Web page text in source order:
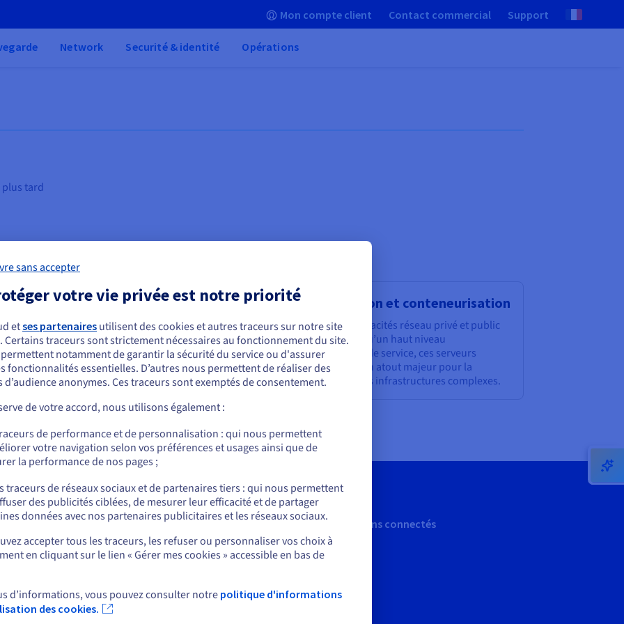
Mon compte client Contact commercial Support
Network Securité & identité Opérations
plus tard
Calcul haute performance (HPC)
Déployez les ressources nécessaires au calcul
intensif et au traitement massif de données.
Avec nos serveurs High Grade robustes,
performants et conçus pour cet usage,
bénéficiez du plus haut niveau d’exigence en
stockage.
Virtualisation et conteneurisation
Grâce à des capacités réseau privé et public
accrues ainsi qu’un haut niveau
d’engagement de service, ces serveurs
représentent un atout majeur pour la
structure de vos infrastructures complexes.
d'aide
d'apprentissage
OVHcloud
de support
News
Espace presse
Blog
Restons connectés
semblez être localisé en États-Unis.
commander, rendez-vous sur le site de votre pays (États-Unis) et créez un
us.ovhcloud.com/bare-metal Anglais USD - $
ou
sur le site actuel
un autre site web
sans accepter
votre vie privée est notre priorité
etses partenaires utilisent des cookies et autres traceurs sur notre site
Certains traceurs sont strictement nécessaires au fonctionnement du site.
notamment de garantir la sécurité du service ou d'assurer
fonctionnalités essentielles. D’autres nous permettent de réaliser des
d’audience anonymes. Ces traceurs sont exemptés de consentement.
de votre accord, nous utilisons également :
de performance et de personnalisation : qui nous permettent
votre navigation selon vos préférences et usages ainsi que de
la performance de nos pages ;
traceurs de réseaux sociaux et de partenaires tiers : qui nous permettent
des publicités ciblées, de mesurer leur efficacité et de partager
données avec nos partenaires publicitaires et les réseaux sociaux.
accepter tous les traceurs, les refuser ou personnaliser vos choix à
en cliquant sur le lien « Gérer mes cookies » accessible en bas de
d’informations, vous pouvez consulter notre politique d'informations
des cookies.